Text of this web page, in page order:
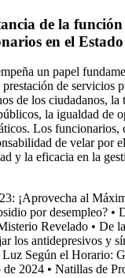
de la
en el
un papel
de servicios
de los ciudadanos, la
la igualdad de
Los funcionarios,
de velar por
y la eficacia en la
¡Aprovecha al
por desempleo? •
Revelado • De
los antidepresivos y
Luz Según el Horario:
de 2024 • Natillas de